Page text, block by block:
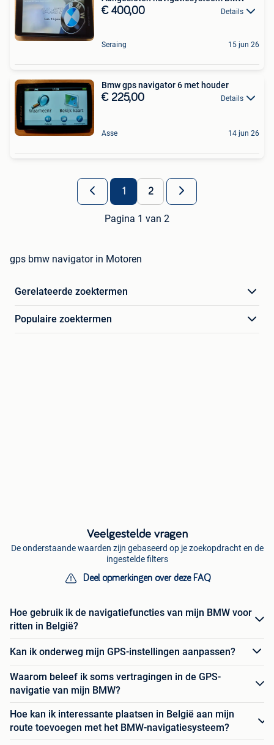
€ 400,00 Details
Seraing 15 jun 26
Bmw gps navigator 6 met houder
€ 225,00 Details
Asse 14 jun 26
1 2
Pagina 1 van 2
gps bmw navigator in Motoren
Gerelateerde zoektermen
Populaire zoektermen
Veelgestelde vragen
De onderstaande waarden zijn gebaseerd op je zoekopdracht en de
ingestelde filters
Deel opmerkingen over deze FAQ
Hoe gebruik ik de navigatiefuncties van mijn BMW voor
ritten in België?
Kan ik onderweg mijn GPS-instellingen aanpassen?
Waarom beleef ik soms vertragingen in de GPS-
navigatie van mijn BMW?
Hoe kan ik interessante plaatsen in België aan mijn
route toevoegen met het BMW-navigatiesysteem?